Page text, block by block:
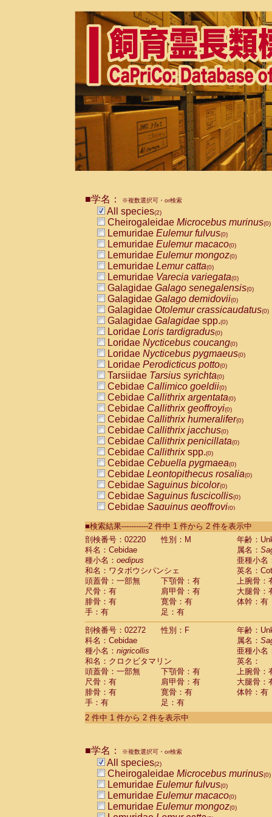
■学名： ※複数選択可・or検索
All species(2)
Cheirogaleidae Microcebus murinus(0)
Lemuridae Eulemur fulvus(0)
Lemuridae Eulemur macaco(0)
Lemuridae Eulemur mongoz(0)
Lemuridae Lemur catta(0)
Lemuridae Varecia variegata(0)
Galagidae Galago senegalensis(0)
Galagidae Galago demidovii(0)
Galagidae Otolemur crassicaudatus(0)
Galagidae Galagidae spp.(0)
Loridae Loris tardigradus(0)
Loridae Nycticebus coucang(0)
Loridae Nycticebus pygmaeus(0)
Loridae Perodicticus potto(0)
Tarsiidae Tarsius syrichta(0)
Cebidae Callimico goeldii(0)
Cebidae Callithrix argentata(0)
Cebidae Callithrix geoffroyi(0)
Cebidae Callithrix humeralifer(0)
Cebidae Callithrix jacchus(0)
Cebidae Callithrix penicillata(0)
Cebidae Callithrixspp.(0)
Cebidae Cebuella pygmaea(0)
Cebidae Leontopithecus rosalia(0)
Cebidae Saguinus bicolor(0)
Cebidae Saguinus fuscicollis(0)
Cebidae Saguinus geoffroyi(0)
CebidaeSaguinus labiatus(0)
Cebidae Saguinus leucopus (0)
Cebidae
Cebidae
CebidaeSaguinus nigricollis (1)
Cebidae Saguinus oedipus
Cebidae Saguinus weddelli
Cebidae Saguinusspp.
Cebidae Aotus trivirgatus
Cebidae Cebus albifrons
Cebidae
CebidaeCebus capucinus
CebidaeCebus nigrivittatus
Cebidae Cebusspp.(0)
Cebidae Saimiri boliviensis
Cebidae Saimiri sciureus
Atelidae Alouatta caraya
AtelidaeAlouatta fusca
AtelidaeAlouatta seniculus
AtelidaeAteles belzebuth
AtelidaeAteles geoffroyi
AtelidaeAteles paniscus(0)
AtelidaeAtelesspp. (0)
AtelidaeLagothrix lagothricha
AtelidaeLagothrix lagothricha cana
PitheciidaeCacajao calvus
■検索結果-----------2 件中 1 件から 2 件を表示中
剖検番号：02220
性別：M
年齢：
科名：Cebidae
属名：
種小名： oedipus
亜種小名
和名：ワタボウシパンシェ
英名：
頭蓋骨：一部無
下顎骨：有
上腕骨：
尺骨：有
肩甲骨：有
大腿骨：
腓骨：有
寛骨：有
体幹：有
手：有
足：有
剖検番号：02272
性別：F
年齢：
科名：Cebidae
属名：
種小名： nigricollis
亜種小名
和名：クロクビタマリン
英名：
頭蓋骨：一部無
下顎骨：有
上腕骨：
尺骨：有
肩甲骨：有
大腿骨：
腓骨：有
寛骨：有
体幹：有
手：有
足：有
2 件中 1 件から 2 件を表示中
■学名： ※複数選択可・or検索
All species(2)
Cheirogaleidae Microcebus murinus(0)
Lemuridae Eulemur fulvus(0)
Lemuridae Eulemur macaco(0)
Lemuridae Eulemur mongoz(0)